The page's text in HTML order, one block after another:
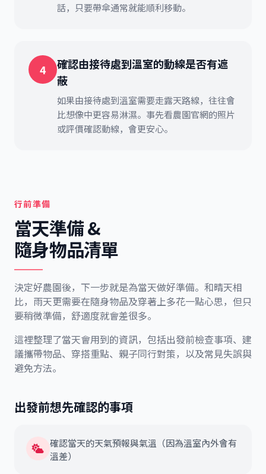
話，只要帶傘通常就能順利移動。
4
確認由接待處到溫室的動線是否有遮
蔽
如果由接待處到溫室需要走露天路線，往往會
比想像中更容易淋濕。事先看農園官網的照片
或評價確認動線，會更安心。
行前準備
當天準備 &
隨身物品清單
決定好農園後，下一步就是為當天做好準備。和晴天相
比，雨天更需要在隨身物品及穿著上多花一點心思，但只
要稍微準備，舒適度就會差很多。
這裡整理了當天會用到的資訊，包括出發前檢查事項、建
議攜帶物品、穿搭重點、親子同行對策，以及常見失誤與
避免方法。
出發前想先確認的事項
確認當天的天氣預報與氣溫（因為溫室內外會有
溫差）